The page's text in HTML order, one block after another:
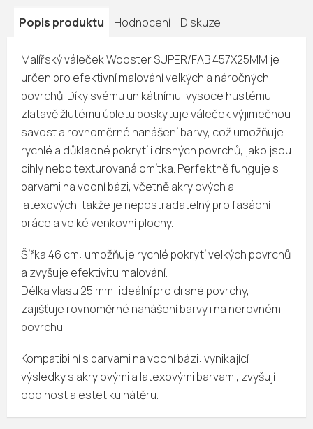
Popis produktu Hodnocení Diskuze
Malířský váleček Wooster SUPER/FAB 457X25MM je
určen pro efektivní malování velkých a náročných
povrchů. Díky svému unikátnímu, vysoce hustému,
zlatavě žlutému úpletu poskytuje váleček výjimečnou
savost a rovnoměrné nanášení barvy, což umožňuje
rychlé a důkladné pokrytí i drsných povrchů, jako jsou
cihly nebo texturovaná omítka. Perfektně funguje s
barvami na vodní bázi, včetně akrylových a
latexových, takže je nepostradatelný pro fasádní
práce a velké venkovní plochy.
Šířka 46 cm: umožňuje rychlé pokrytí velkých povrchů
a zvyšuje efektivitu malování.
Délka vlasu 25 mm: ideální pro drsné povrchy,
zajišťuje rovnoměrné nanášení barvy i na nerovném
povrchu.
Kompatibilní s barvami na vodní bázi: vynikající
výsledky s akrylovými a latexovými barvami, zvyšují
odolnost a estetiku nátěru.